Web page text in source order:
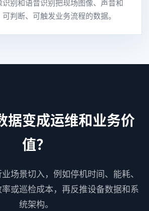
别和语音识别把现场图像、声音和
判断、可触发业务流程的数据。
据变成运维和业务价
值？
场景切入，例如停机时间、能耗、
或巡检成本，再反推设备数据和系
统架构。